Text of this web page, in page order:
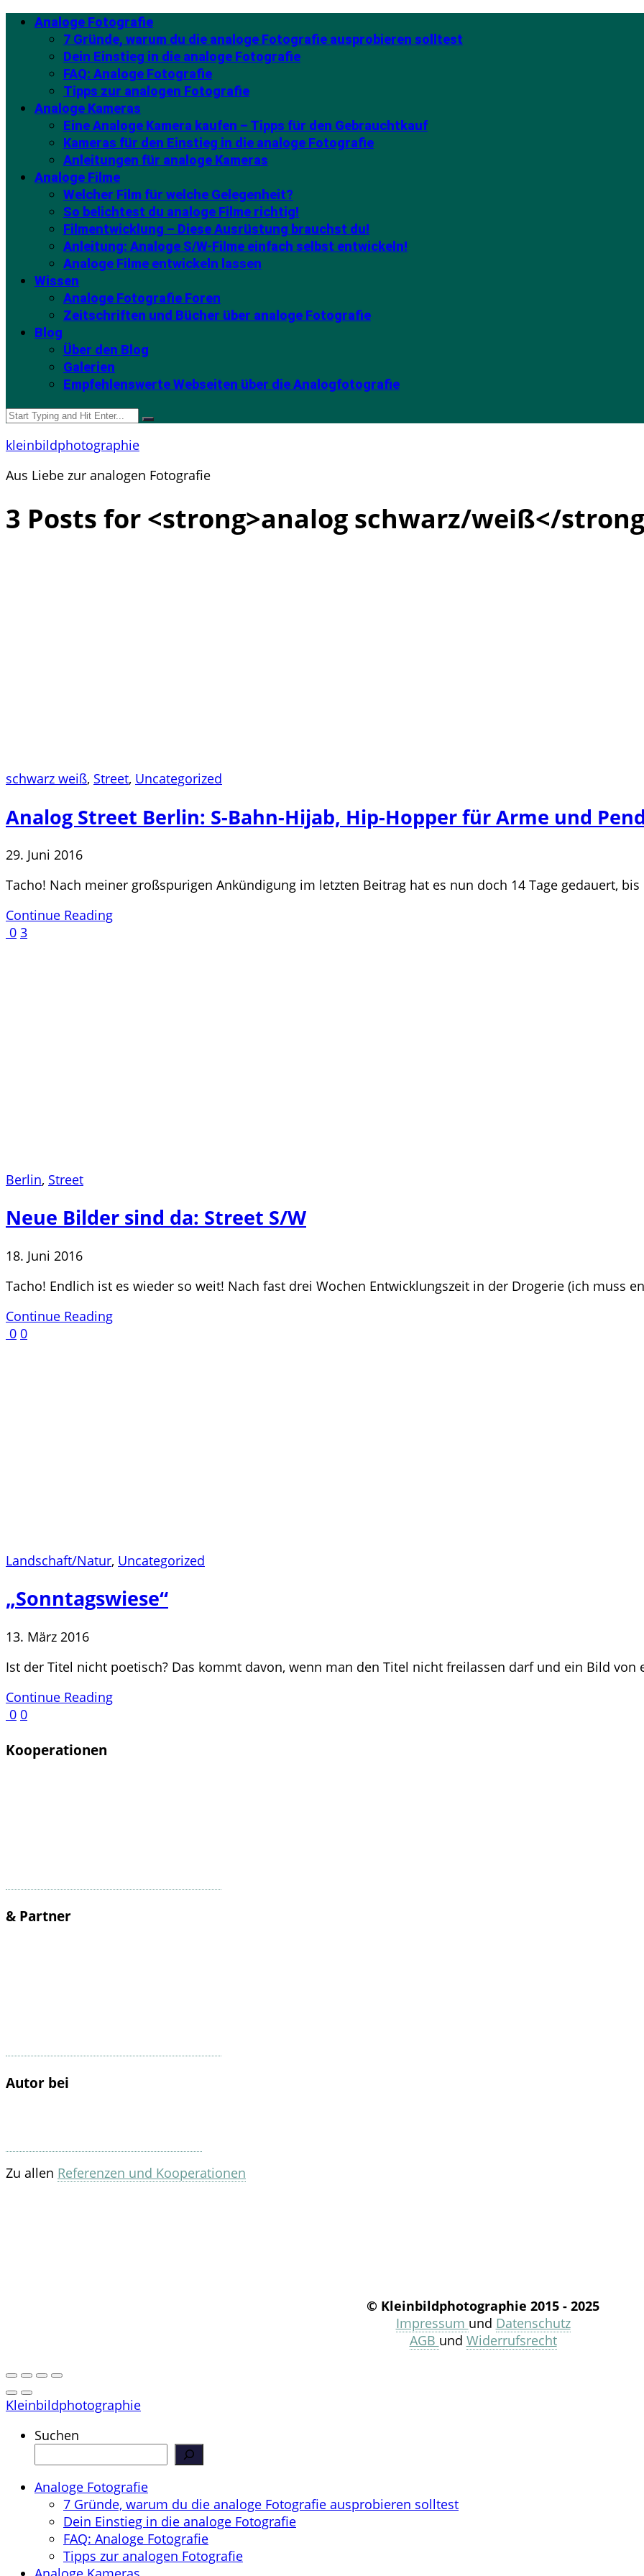
Analoge Fotografie
7 Gründe, warum du die analoge Fotografie ausprobieren solltest
Dein Einstieg in die analoge Fotografie
FAQ: Analoge Fotografie
Tipps zur analogen Fotografie
Analoge Kameras
Eine Analoge Kamera kaufen – Tipps für den Gebrauchtkauf
Kameras für den Einstieg in die analoge Fotografie
Anleitungen für analoge Kameras
Analoge Filme
Welcher Film für welche Gelegenheit?
So belichtest du analoge Filme richtig!
Filmentwicklung – Diese Ausrüstung brauchst du!
Anleitung: Analoge S/W-Filme einfach selbst entwickeln!
Analoge Filme entwickeln lassen
Wissen
Analoge Fotografie Foren
Zeitschriften und Bücher über analoge Fotografie
Blog
Über den Blog
Galerien
Empfehlenswerte Webseiten über die Analogfotografie
kleinbildphotographie
Aus Liebe zur analogen Fotografie
3 Posts for <strong>analog schwarz/weiß</
schwarz weiß, Street, Uncategorized
Analog Street Berlin: S-Bahn-Hijab, Hip-Hopper für Arme und
29. Juni 2016
Tacho! Nach meiner großspurigen Ankündigung im letzten Beitrag hat es nun doch 14 Tage gedauert,
Continue Reading
0 3
Berlin, Street
Neue Bilder sind da: Street S/W
18. Juni 2016
Tacho! Endlich ist es wieder so weit! Nach fast drei Wochen Entwicklungszeit in der Drogerie (ich muss
Continue Reading
0 0
Landschaft/Natur, Uncategorized
„Sonntagswiese“
13. März 2016
Ist der Titel nicht poetisch? Das kommt davon, wenn man den Titel nicht freilassen darf und ein Bild von
Continue Reading
0 0
Kooperationen
& Partner
Autor bei
Zu allen Referenzen und Kooperationen
© Kleinbildphotographie 2015 - 2025
Impressum und Datenschutz
AGB und Widerrufsrecht
Kleinbildphotographie
Suchen
Analoge Fotografie
7 Gründe, warum du die analoge Fotografie ausprobieren solltest
Dein Einstieg in die analoge Fotografie
FAQ: Analoge Fotografie
Tipps zur analogen Fotografie